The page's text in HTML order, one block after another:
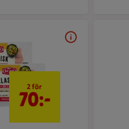
2 för
70:-